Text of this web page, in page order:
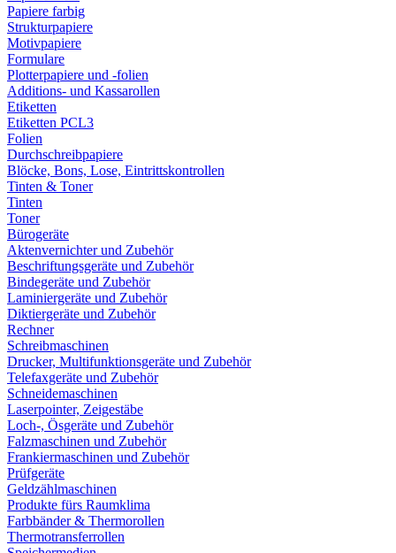
Papiere farbig
Strukturpapiere
Motivpapiere
Formulare
Plotterpapiere und -folien
Additions- und Kassarollen
Etiketten
Etiketten PCL3
Folien
Durchschreibpapiere
Blöcke, Bons, Lose, Eintrittskontrollen
Tinten & Toner
Tinten
Toner
Bürogeräte
Aktenvernichter und Zubehör
Beschriftungsgeräte und Zubehör
Bindegeräte und Zubehör
Laminiergeräte und Zubehör
Diktiergeräte und Zubehör
Rechner
Schreibmaschinen
Drucker, Multifunktionsgeräte und Zubehör
Telefaxgeräte und Zubehör
Schneidemaschinen
Laserpointer, Zeigestäbe
Loch-, Ösgeräte und Zubehör
Falzmaschinen und Zubehör
Frankiermaschinen und Zubehör
Prüfgeräte
Geldzählmaschinen
Produkte fürs Raumklima
Farbbänder & Thermorollen
Thermotransferrollen